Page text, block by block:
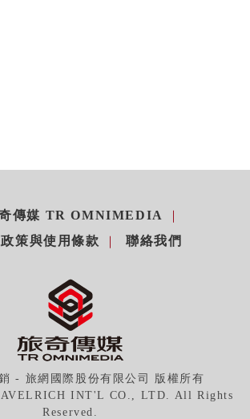
傳媒 TR OMNIMEDIA
策與使用條款
聯絡我們
- 旅網國際股份有限公司 版權所有
INT'L CO., LTD. All Rights
Reserved.